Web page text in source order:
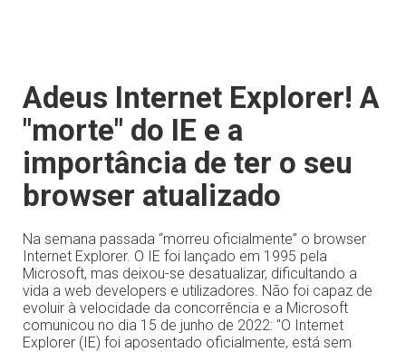
Adeus Internet Explorer! A
"morte" do IE e a
importância de ter o seu
browser atualizado
Na semana passada “morreu oficialmente” o browser
Internet Explorer. O IE foi lançado em 1995 pela
Microsoft, mas deixou-se desatualizar, dificultando a
vida a web developers e utilizadores. Não foi capaz de
evoluir à velocidade da concorrência e a Microsoft
comunicou no dia 15 de junho de 2022: "O Internet
Explorer (IE) foi aposentado oficialmente, está sem